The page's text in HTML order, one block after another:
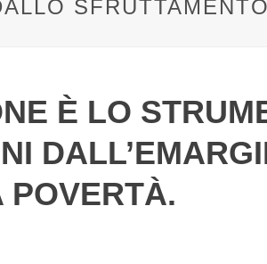
È LO
POVERTÀ.